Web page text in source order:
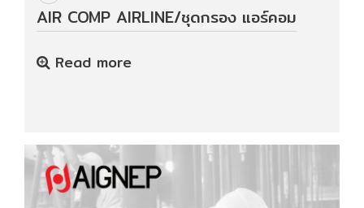
AIR COMP AIRLINE/ชุดกรอง แอร์คอม
Read more